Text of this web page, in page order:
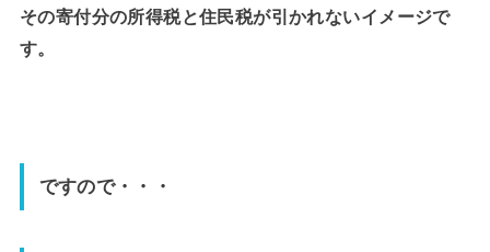
その寄付分の所得税と住民税が引かれないイメージで
す。
ですので・・・